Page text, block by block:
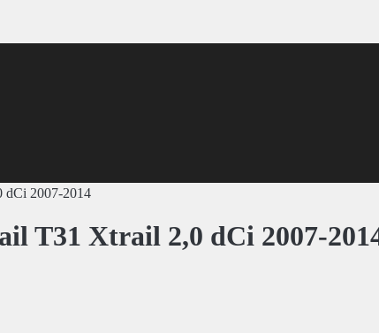
dCi 2007-2014
T31 Xtrail 2,0 dCi 2007-